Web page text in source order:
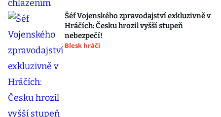
Šéf Vojenského zpravodajství exkluzivně v
Hráčích: Česku hrozil vyšší stupeň
nebezpečí!
Blesk hráči